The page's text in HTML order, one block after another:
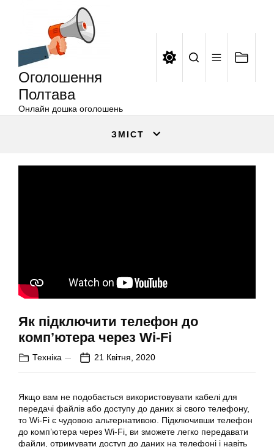
Оголошення
Полтава
Онлайн дошка оголошень
ЗМІСТ
Як підключити телефон до
комп’ютера через Wi-Fi
Техніка 21 Квітня, 2020
Якщо вам не подобається використовувати кабелі для
передачі файлів або доступу до даних зі свого телефону,
то Wi-Fi є чудовою альтернативою. Підключивши телефон
до комп’ютера через Wi-Fi, ви зможете легко передавати
файли, отримувати доступ до даних на телефоні і навіть